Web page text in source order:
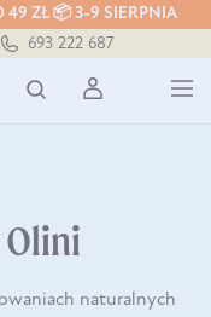
49 ZŁ 📦 3-9 SIERPNIA
693 222 687
naturalnych